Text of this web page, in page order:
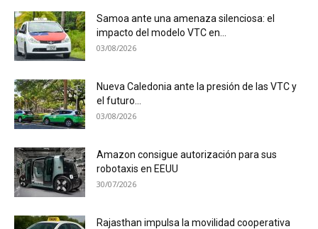
Samoa ante una amenaza silenciosa: el
impacto del modelo VTC en...
03/08/2026
Nueva Caledonia ante la presión de las VTC y
el futuro...
03/08/2026
Amazon consigue autorización para sus
robotaxis en EEUU
30/07/2026
Rajasthan impulsa la movilidad cooperativa